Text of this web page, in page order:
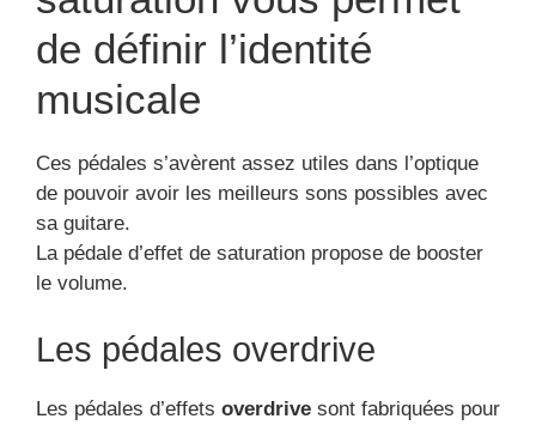
de définir l’identité
musicale
Ces pédales s’avèrent assez utiles dans l’optique
de pouvoir avoir les meilleurs sons possibles avec
sa guitare.
La pédale d’effet de saturation propose de booster
le volume.
Les pédales overdrive
Les pédales d’effets overdrive sont fabriquées pour